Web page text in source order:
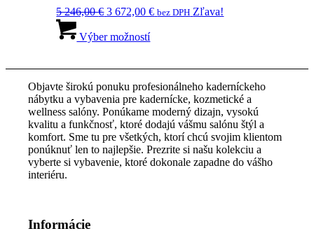
5 246,00€ Pôvodná
bola:
3 672,00€Aktuálna
bez DPH Zľava!
Výber možnostíprodukt
Možnosti
si
môžete
vybrať
na
stránke
produktu.
Objavte širokú ponuku profesionálneho kaderníckeho
nábytku a vybavenia pre kadernícke, kozmetické a
wellness salóny. Ponúkame moderný dizajn, vysokú
kvalitu a funkčnosť, ktoré dodajú vášmu salónu štýl a
komfort. Sme tu pre všetkých, ktorí chcú svojim klientom
ponúknuť len to najlepšie. Prezrite si našu kolekciu a
vyberte si vybavenie, ktoré dokonale zapadne do vášho
interiéru.
Informácie